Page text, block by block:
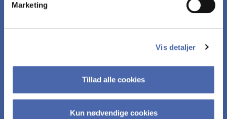
Marketing
Vis detaljer
Tillad alle cookies
Kun nødvendige cookies
Forklare hvordan og hvorfor hybridarbejde kan
udfordre og give muligheder for organisering og
Identificere konkrete udfordringer og muligheder